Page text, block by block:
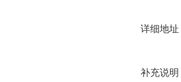
详细地址
补充说明